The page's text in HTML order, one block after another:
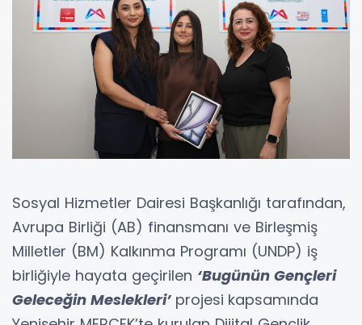
Sosyal Hizmetler Dairesi Başkanlığı tarafından,
Avrupa Birliği (AB) finansmanı ve Birleşmiş
Milletler (BM) Kalkınma Programı (UNDP) iş
birliğiyle hayata geçirilen ‘Bugünün Gençleri
Geleceğin Meslekleri’ projesi kapsamında